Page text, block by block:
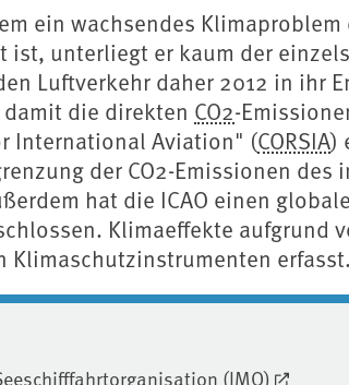
ein wachsendes
unterliegt er kaum der
Luftverkehr daher 2012 in ihr
die direkten CO2-
International Aviation" (CORSIA)
der CO2-Emissionen
hat die ICAO einen
Klimaeffekte aufgrund
Klimaschutzinstrumenten erfasst.
(IMO)